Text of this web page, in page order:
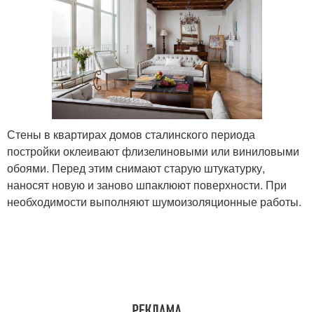
Стены в квартирах домов сталинского периода
постройки оклеивают флизелиновыми или виниловыми
обоями. Перед этим снимают старую штукатурку,
наносят новую и заново шпаклюют поверхности. При
необходимости выполняют шумоизоляционные работы.